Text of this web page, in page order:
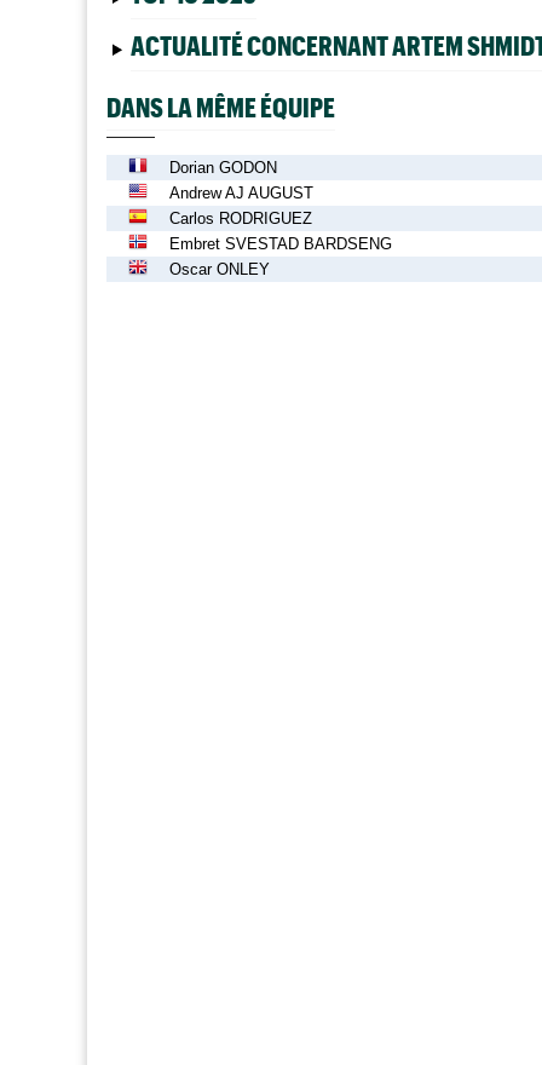
ACTUALITÉ CONCERNANT ARTEM
DANS LA MÊME ÉQUIPE
Dorian GODON
Andrew AJ AUGUST
Carlos RODRIGUEZ
Embret SVESTAD BARDSENG
Oscar ONLEY